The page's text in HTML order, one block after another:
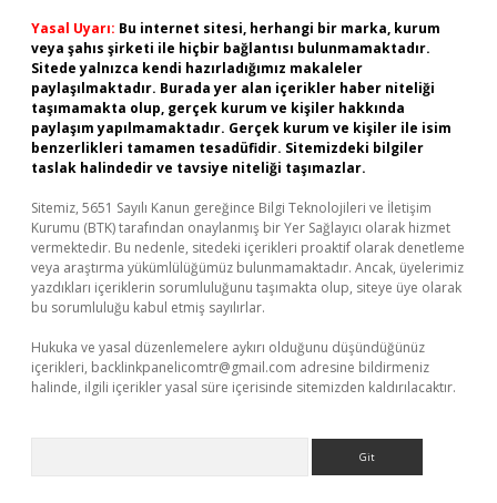
Yasal Uyarı: Bu internet sitesi, herhangi bir marka, kurum
veya şahıs şirketi ile hiçbir bağlantısı bulunmamaktadır.
Sitede yalnızca kendi hazırladığımız makaleler
paylaşılmaktadır. Burada yer alan içerikler haber niteliği
taşımamakta olup, gerçek kurum ve kişiler hakkında
paylaşım yapılmamaktadır. Gerçek kurum ve kişiler ile isim
benzerlikleri tamamen tesadüfidir. Sitemizdeki bilgiler
taslak halindedir ve tavsiye niteliği taşımazlar.
Sitemiz, 5651 Sayılı Kanun gereğince Bilgi Teknolojileri ve İletişim
Kurumu (BTK) tarafından onaylanmış bir Yer Sağlayıcı olarak hizmet
vermektedir. Bu nedenle, sitedeki içerikleri proaktif olarak denetleme
veya araştırma yükümlülüğümüz bulunmamaktadır. Ancak, üyelerimiz
yazdıkları içeriklerin sorumluluğunu taşımakta olup, siteye üye olarak
bu sorumluluğu kabul etmiş sayılırlar.
Hukuka ve yasal düzenlemelere aykırı olduğunu düşündüğünüz
içerikleri, backlinkpanelicomtr@gmail.com adresine bildirmeniz
halinde, ilgili içerikler yasal süre içerisinde sitemizden kaldırılacaktır.